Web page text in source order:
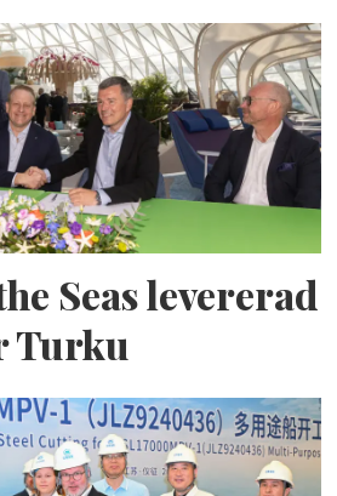
Seas levererad
Turku